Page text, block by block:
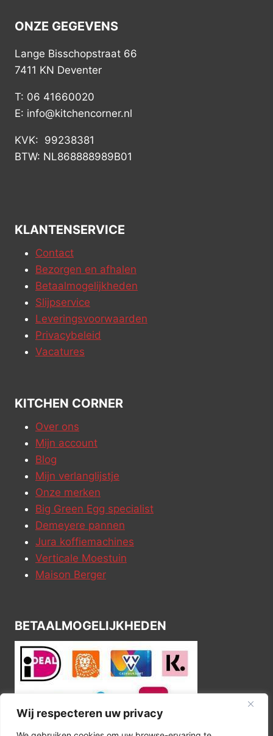
Wij respecteren uw privacy
ONZE GEGEVENS
Lange Bisschopstraat 66
7411 KN Deventer
T: 06 41660020
E: info@kitchencorner.nl
KVK: 99238381
BTW: NL868888989B01
KLANTENSERVICE
Contact
Bezorgen en afhalen
Betaalmogelijkheden
Slijpservice
Leveringsvoorwaarden
Privacybeleid
Vacatures
KITCHEN CORNER
Over ons
Mijn account
Blog
Mijn verlanglijstje
Onze merken
Big Green Egg specialist
Demeyere pannen
Jura koffiemachines
Verticale Moestuin
Maison Berger
BETAALMOGELIJKHEDEN